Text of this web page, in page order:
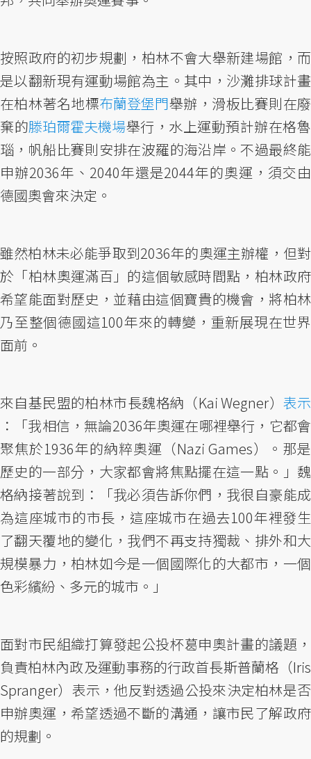
按照政府的初步規劃，柏林不會大舉新建場館，而
是以翻新現有運動場館為主。其中，沙灘排球計畫
在柏林著名地標布蘭登堡門舉辦，滑板比賽則在廢
棄的滕珀爾霍夫機場舉行，水上運動預計辦在格魯
瑙，帆船比賽則安排在波羅的海沿岸。不過最終能
申辦2036年、2040年還是2044年的奧運，須交由
德國奧會來決定。
雖然柏林未必能爭取到2036年的奧運主辦權，但對
於「柏林奧運滿百」的這個敏感時間點，柏林政府
希望能面對歷史，並藉由這個寶貴的機會，將柏林
乃至整個德國這100年來的轉變，重新展現在世界
面前。
來自基民盟的柏林市長魏格納（Kai Wegner） 表示
：「我相信，無論2036年奧運在哪裡舉行，它都會
聚焦於1936年的納粹奧運（Nazi Games）。那是
歷史的一部分，大家都會將焦點擺在這一點。」魏
格納接著說到：「我必須告訴你們，我很自豪能成
為這座城市的市長，這座城市在過去100年裡發生
了翻天覆地的變化，我們不再支持獨裁、排外和大
規模暴力，柏林如今是一個國際化的大都市，一個
色彩繽紛、多元的城市。」
面對市民組織打算發起公投杯葛申奧計畫的議題，
負責柏林內政及運動事務的行政首長斯普蘭格（Iris
Spranger）表示，他反對透過公投來決定柏林是否
申辦奧運，希望透過不斷的溝通，讓市民了解政府
的規劃。